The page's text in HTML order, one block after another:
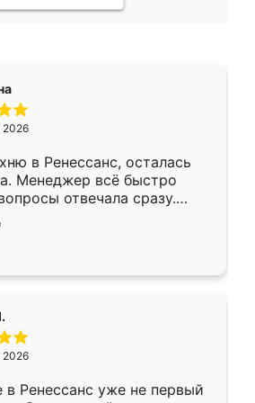
2026
в Ренессанс, осталась
Менеджер всё быстро
отвечала сразу.
в субботу, подошёл к
Собрали
работали аккуратно, даже
2026
Ренессанс уже не первый